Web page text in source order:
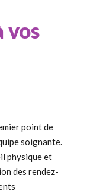
vos
point de
soignante.
physique et
des rendez-